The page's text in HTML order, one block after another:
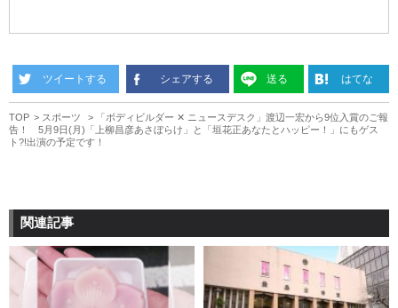
ツイートする シェアする 送る はてな
TOP スポーツ
「ボディビルダー ✕ ニュースデスク」渡辺一宏から9位入賞のご報
告！ 5月9日(月)「上柳昌彦あさぼらけ」と「垣花正あなたとハッピー！」にもゲス
ト?!出演の予定です！
関連記事